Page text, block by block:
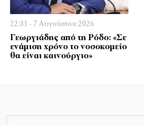
22:31 - 7 Αυγούστου 2026
Γεωργιάδης από τη Ρόδο: «Σε
ενάμιση χρόνο το νοσοκομείο
θα είναι καινούργιο»